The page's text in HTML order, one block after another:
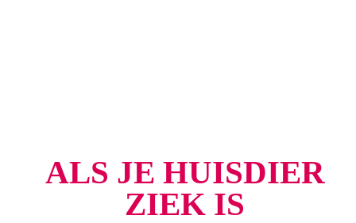
ALS JE HUISDIER
ZIEK IS